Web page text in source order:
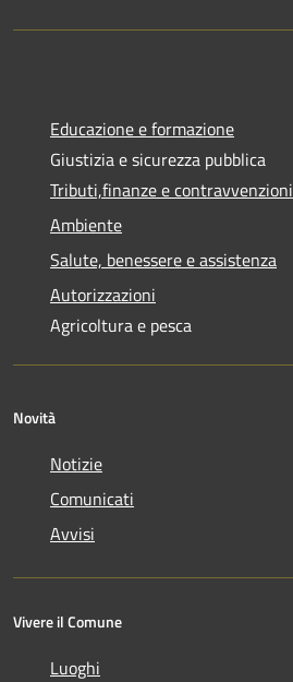
Educazione e formazione
Giustizia e sicurezza pubblica
Tributi,finanze e contravvenzioni
Ambiente
Salute, benessere e assistenza
Autorizzazioni
Agricoltura e pesca
Novità
Notizie
Comunicati
Avvisi
Vivere il Comune
Luoghi